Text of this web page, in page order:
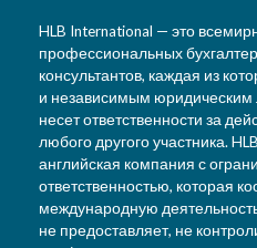
HLB International — это
профессиональных
консультантов, каждая из
и независимым юридическим
несет ответственности за
любого другого участника.
английская компания с
ответственностью, которая
международную
не предоставляет, не